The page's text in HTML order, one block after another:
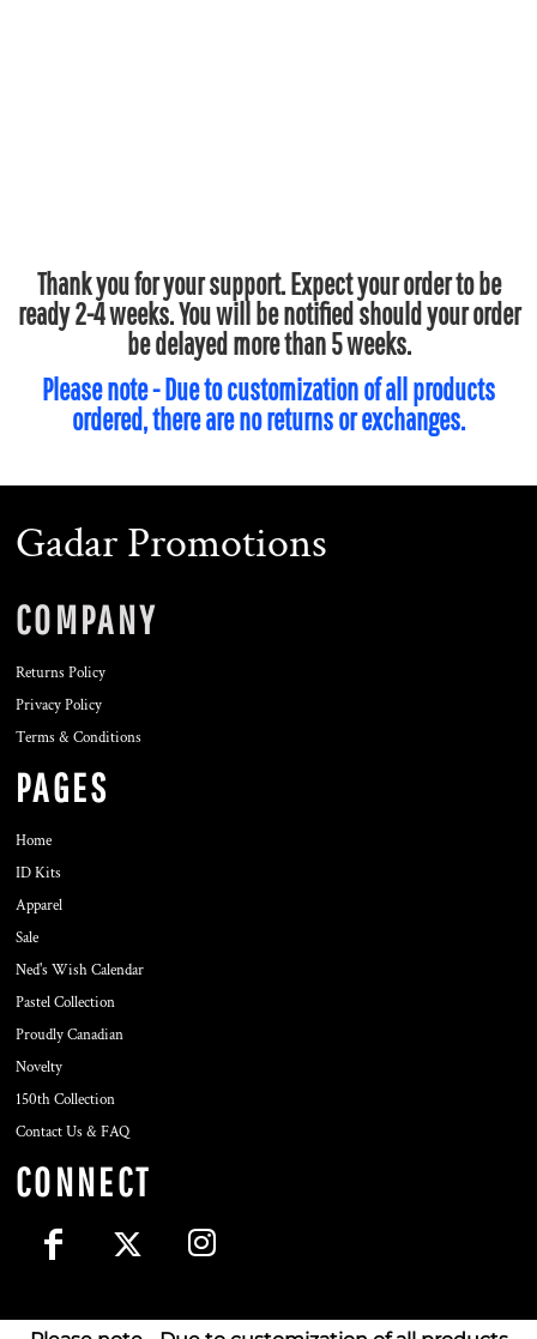
Thank you for your support. Expect your order to be
ready 2-4 weeks. You will be notified should your order
be delayed more than 5 weeks.
Please note - Due to customization of all products
ordered, there are no returns or exchanges.
Gadar Promotions
COMPANY
Returns Policy
Privacy Policy
Terms & Conditions
PAGES
Home
ID Kits
Apparel
Sale
Ned's Wish Calendar
Pastel Collection
Proudly Canadian
Novelty
150th Collection
Contact Us & FAQ
CONNECT